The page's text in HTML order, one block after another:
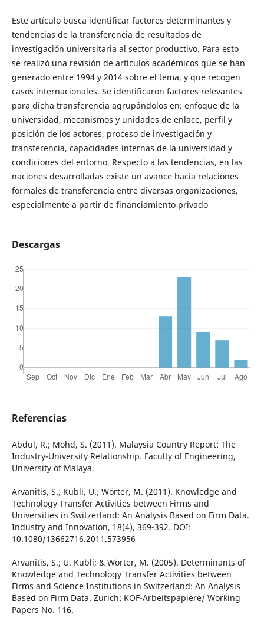
Este artículo busca identificar factores determinantes y
tendencias de la transferencia de resultados de
investigación universitaria al sector productivo. Para esto
se realizó una revisión de artículos académicos que se han
generado entre 1994 y 2014 sobre el tema, y que recogen
casos internacionales. Se identificaron factores relevantes
para dicha transferencia agrupándolos en: enfoque de la
universidad, mecanismos y unidades de enlace, perfil y
posición de los actores, proceso de investigación y
transferencia, capacidades internas de la universidad y
condiciones del entorno. Respecto a las tendencias, en las
naciones desarrolladas existe un avance hacia relaciones
formales de transferencia entre diversas organizaciones,
especialmente a partir de financiamiento privado
Descargas
Referencias
Abdul, R.; Mohd, S. (2011). Malaysia Country Report: The
Industry-University Relationship. Faculty of Engineering,
University of Malaya.
Arvanitis, S.; Kubli, U.; Wörter, M. (2011). Knowledge and
Technology Transfer Activities between Firms and
Universities in Switzerland: An Analysis Based on Firm Data.
Industry and Innovation, 18(4), 369-392. DOI:
10.1080/13662716.2011.573956
Arvanitis, S.; U. Kubli; & Wörter, M. (2005). Determinants of
Knowledge and Technology Transfer Activities between
Firms and Science Institutions in Switzerland: An Analysis
Based on Firm Data. Zurich: KOF-Arbeitspapiere/ Working
Papers No. 116.